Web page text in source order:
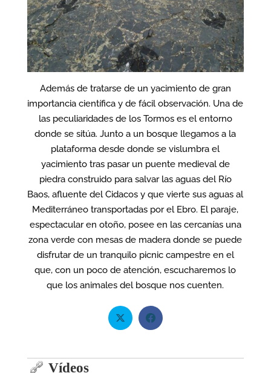
Además de tratarse de un yacimiento de gran
importancia científica y de fácil observación. Una de
las peculiaridades de los Tormos es el entorno
donde se sitúa. Junto a un bosque llegamos a la
plataforma desde donde se vislumbra el
yacimiento tras pasar un puente medieval de
piedra construido para salvar las aguas del Río
Baos, afluente del Cidacos y que vierte sus aguas al
Mediterráneo transportadas por el Ebro. El paraje,
espectacular en otoño, posee en las cercanías una
zona verde con mesas de madera donde se puede
disfrutar de un tranquilo picnic campestre en el
que, con un poco de atención, escucharemos lo
que los animales del bosque nos cuenten.
Vídeos